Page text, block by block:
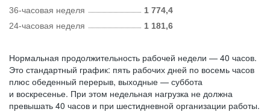
36-часовая неделя
1 774,4
24-часовая неделя
1 181,6
Нормальная продолжительность рабочей недели — 40 часов.
Это стандартный график: пять рабочих дней по восемь часов
плюс обеденный перерыв, выходные — суббота
и воскресенье. При этом недельная нагрузка не должна
превышать 40 часов и при шестидневной организации работы.